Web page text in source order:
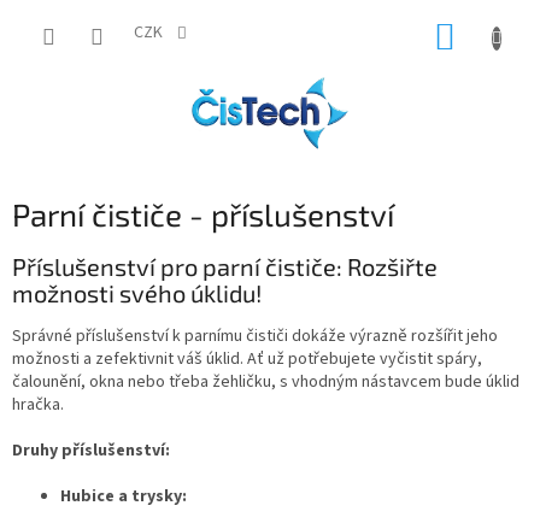
CZK
Parní čističe - příslušenství
Příslušenství pro parní čističe: Rozšiřte
možnosti svého úklidu!
Správné příslušenství k parnímu čističi dokáže výrazně rozšířit jeho
možnosti a zefektivnit váš úklid. Ať už potřebujete vyčistit spáry,
čalounění, okna nebo třeba žehličku, s vhodným nástavcem bude úklid
hračka.
Druhy příslušenství:
Hubice a trysky: